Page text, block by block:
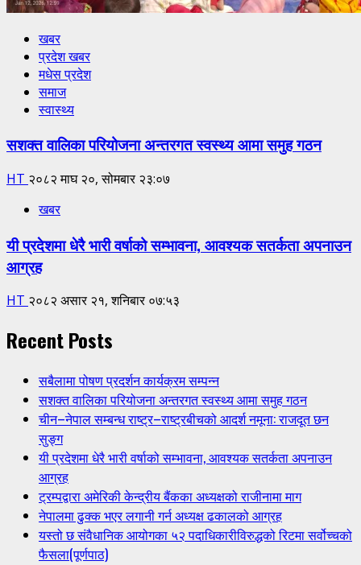
खबर
प्रदेश खबर
मधेस प्रदेश
समाज
स्वास्थ्य
सशक्त वालिका परियोजना अन्तरगत स्वस्थ्य आमा समुह गठन
HT २०८२ माघ २०, सोमबार २३:०७
खबर
यी प्रदेशमा धेरै भारी वर्षाको सम्भावना, आवश्यक सतर्कता अपनाउन
आग्रह
HT २०८२ असार २१, शनिबार ०७:५३
Recent Posts
सबैलामा पोषण प्रदर्शन कार्यक्रम सम्पन्न
सशक्त वालिका परियोजना अन्तरगत स्वस्थ्य आमा समुह गठन
चीन–नेपाल सम्बन्ध राष्ट्र–राष्ट्रबीचको आदर्श नमूना: राजदूत छन
सुङ्ग
यी प्रदेशमा धेरै भारी वर्षाको सम्भावना, आवश्यक सतर्कता अपनाउन
आग्रह
ट्रम्पद्वारा अमेरिकी केन्द्रीय बैंकका अध्यक्षको राजीनामा माग
नेपालमा ढुक्क भएर लगानी गर्न अध्यक्ष ढकालको आग्रह
यस्तो छ संवैधानिक आयोगका ५२ पदाधिकारीविरुद्धको रिटमा सर्वोच्चको
फैसला(पूर्णपाठ)